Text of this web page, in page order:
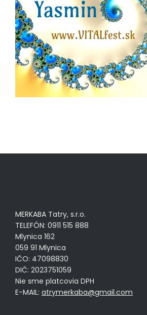
MERKABA Tatry, s.r.o.
TELEFÓN: 0911 515 888
Mlynica 162
059 91 Mlynica
IČO: 47098830
DIČ: 2023751059
Nie sme platcovia DPH
E-MAIL: atrymerkaba@gmail.com